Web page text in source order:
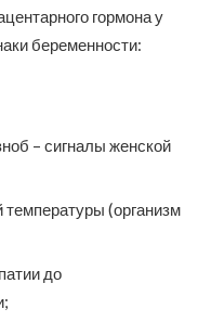
гормона у
беременности:
– сигналы женской
(организм
до